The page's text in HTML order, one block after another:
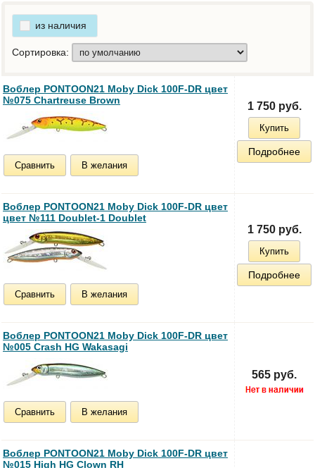
из наличия
Сортировка:
Воблер PONTOON21 Moby Dick 100F-DR цвет
№075 Chartreuse Brown
Сравнить В желания
1 750 руб.
Купить
Подробнее
Воблер PONTOON21 Moby Dick 100F-DR цвет
цвет №111 Doublet-1 Doublet
Сравнить В желания
1 750 руб.
Купить
Подробнее
Воблер PONTOON21 Moby Dick 100F-DR цвет
№005 Crash HG Wakasagi
Сравнить В желания
565 руб.
Воблер PONTOON21 Moby Dick 100F-DR цвет
№015 High HG Clown RH